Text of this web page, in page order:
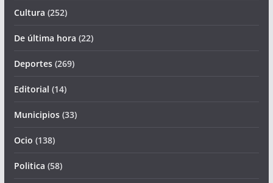
Cultura (252)
De última hora (22)
Deportes(269)
Editorial (14)
Municipios(33)
Ocio (138)
Politica (58)